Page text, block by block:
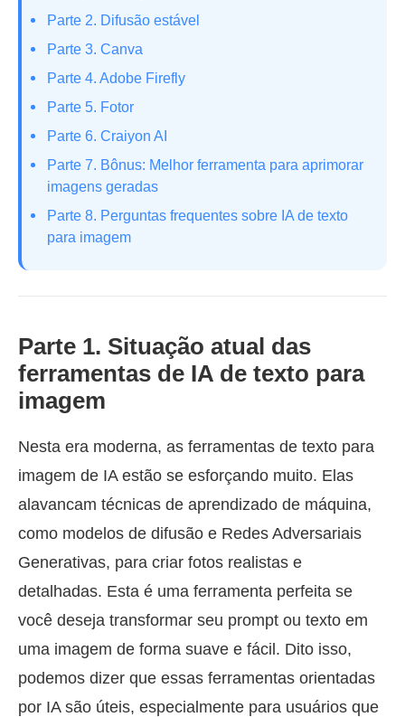
Parte 2. Difusão estável
Parte 3. Canva
Parte 4. Adobe Firefly
Parte 5. Fotor
Parte 6. Craiyon AI
Parte 7. Bônus: Melhor ferramenta para aprimorar
imagens geradas
Parte 8. Perguntas frequentes sobre IA de texto
para imagem
Parte 1. Situação atual das
ferramentas de IA de texto para
imagem
Nesta era moderna, as ferramentas de texto para
imagem de IA estão se esforçando muito. Elas
alavancam técnicas de aprendizado de máquina,
como modelos de difusão e Redes Adversariais
Generativas, para criar fotos realistas e
detalhadas. Esta é uma ferramenta perfeita se
você deseja transformar seu prompt ou texto em
uma imagem de forma suave e fácil. Dito isso,
podemos dizer que essas ferramentas orientadas
por IA são úteis, especialmente para usuários que